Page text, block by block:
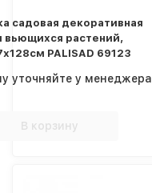
садовая декоративная
вьющихся растений,
PALISAD 69123
уточняйте у менеджера
В корзину